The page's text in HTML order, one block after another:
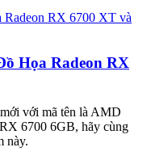
Họa Radeon RX
với mã tên là AMD
6700 6GB, hãy cùng
này.